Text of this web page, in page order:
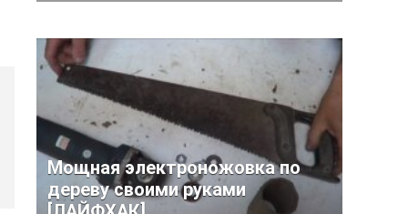
Мощная электроножовка по
дереву своими руками